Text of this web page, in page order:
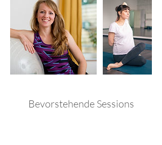
Bevorstehende Sessions